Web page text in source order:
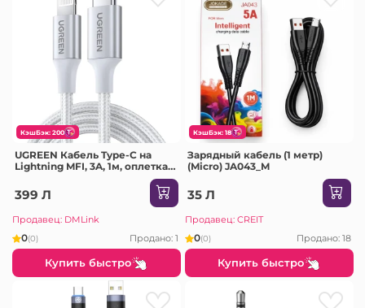
КэшБэк: 200
UGREEN Кабель Type-C на
Lightning MFI, 3A, 1м, оплетка
Shell, US304, серебристый
399 Л
Продавец: DMLink
0(0) Продано: 1
Купить быстро
КэшБэк: 18
Зарядный кабель (1 метр)
(Micro) JA043_M
35 Л
Продавец: CREIT
0(0) Продано: 18
Купить быстро